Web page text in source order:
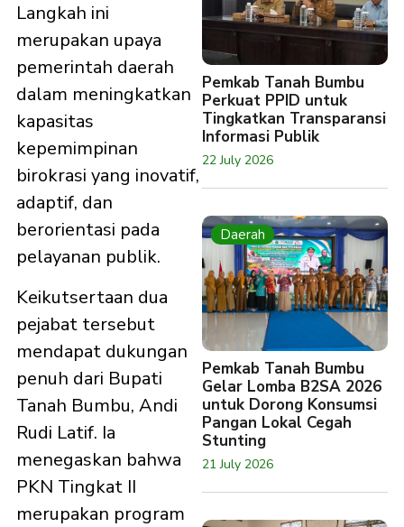
Langkah ini
merupakan upaya
pemerintah daerah
dalam meningkatkan
kapasitas
kepemimpinan
birokrasi yang inovatif,
adaptif, dan
berorientasi pada
pelayanan publik.
Keikutsertaan dua
pejabat tersebut
mendapat dukungan
penuh dari Bupati
Tanah Bumbu, Andi
Rudi Latif. Ia
menegaskan bahwa
PKN Tingkat II
merupakan program
Pemkab Tanah Bumbu
Perkuat PPID untuk
Tingkatkan Transparansi
Informasi Publik
22 July 2026
Daerah
Pemkab Tanah Bumbu
Gelar Lomba B2SA 2026
untuk Dorong Konsumsi
Pangan Lokal Cegah
Stunting
21 July 2026